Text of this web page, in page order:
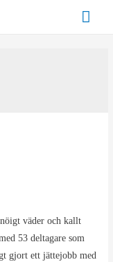
väder och kallt
53 deltagare som
gjort ett jättejobb med